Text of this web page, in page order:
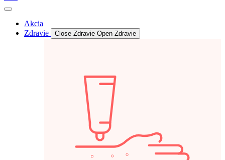
Akcia
Zdravie
Close Zdravie Open Zdravie